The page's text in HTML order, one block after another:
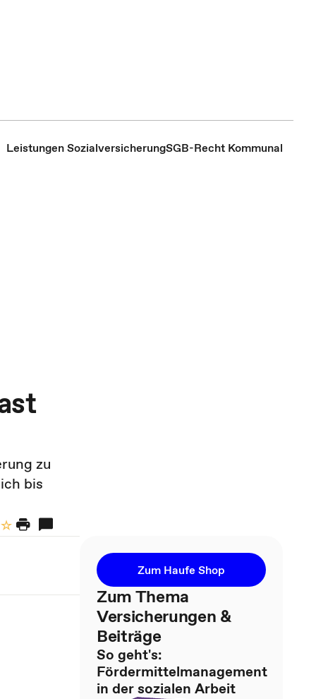
Leistungen SozialversicherungSGB-Recht Kommunal
zu
bis
Zum Haufe Shop
Zum Thema
Versicherungen &
Beiträge
So geht's:
Fördermittelmanagement
in der sozialen Arbeit